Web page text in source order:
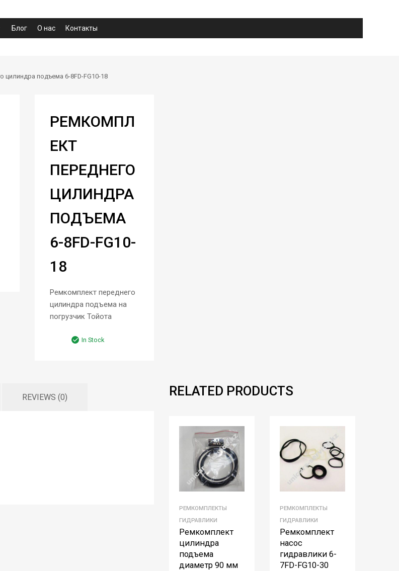
Блог О нас Контакты
цилиндра подъема 6-8FD-FG10-18
РЕМКОМПЛ
ЕКТ
ПЕРЕДНЕГО
ЦИЛИНДРА
ПОДЪЕМА
6-8FD-FG10-
18
Ремкомплект переднего
цилиндра подъема на
погрузчик Тойота
In Stock
REVIEWS (0) RELATED PRODUCTS
РЕМКОМПЛЕКТЫ
ГИДРАВЛИКИ
Ремкомплект
цилиндра
подъема
диаметр 90 мм
РЕМКОМПЛЕКТЫ
ГИДРАВЛИКИ
Ремкомплект
насос
гидравлики 6-
7FD-FG10-30